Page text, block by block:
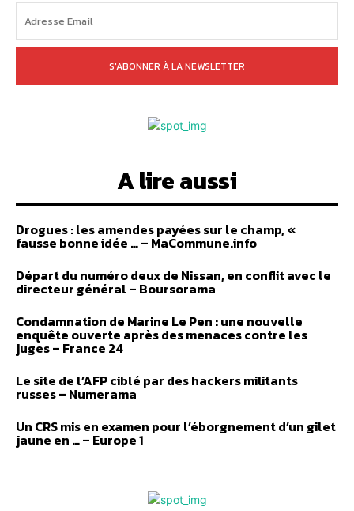
S'ABONNER À LA NEWSLETTER
A lire aussi
Drogues : les amendes payées sur le champ, «
fausse bonne idée … – MaCommune.info
Départ du numéro deux de Nissan, en conflit avec le
directeur général – Boursorama
Condamnation de Marine Le Pen : une nouvelle
enquête ouverte après des menaces contre les
juges – France 24
Le site de l’AFP ciblé par des hackers militants
russes – Numerama
Un CRS mis en examen pour l’éborgnement d’un gilet
jaune en … – Europe 1